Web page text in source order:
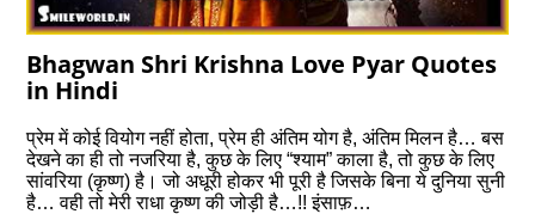
Bhagwan Shri Krishna Love Pyar Quotes
in Hindi
प्रेम में कोई वियोग नहीं होता, प्रेम ही अंतिम योग है, अंतिम मिलन है… बस
देखने का ही तो नजरिया है, कुछ के लिए “श्याम” काला है, तो कुछ के लिए
सांवरिया (कृष्ण) है। जो अधूरी होकर भी पूरी है जिसके बिना ये दुनिया सुनी
है… वही तो मेरी राधा कृष्ण की जोड़ी है…!! इंसाफ़…